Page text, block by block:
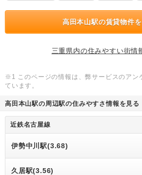
高田本山駅の賃貸物件
三重県内の住みやすい街情
※1 このページの情報は、弊サービスのアン
ています。
高田本山駅の周辺駅の住みやすさ情報を見る
近鉄名古屋線
伊勢中川駅(3.68)
久居駅(3.56)